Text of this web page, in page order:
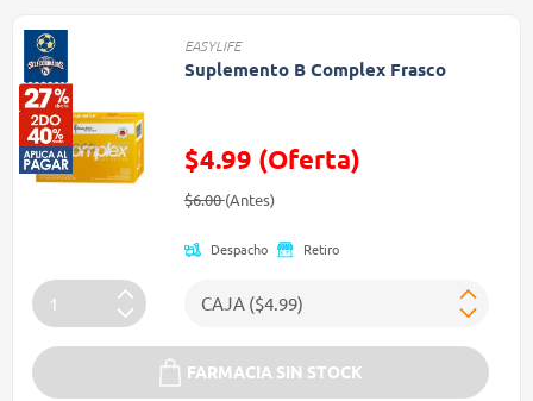
EASYLIFE
Suplemento B Complex Frasco
$4.99 (Oferta)
Precio reducido de
$6.00(Antes)(Oferta)
Despacho Retiro
FARMACIA SIN STOCK